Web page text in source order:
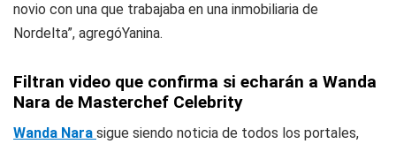
novio con una que trabajaba en una inmobiliaria de
Nordelta”, agregóYanina.
Filtran video que confirma si echarán a Wanda
Nara de Masterchef Celebrity
Wanda Nara sigue siendo noticia de todos los portales,